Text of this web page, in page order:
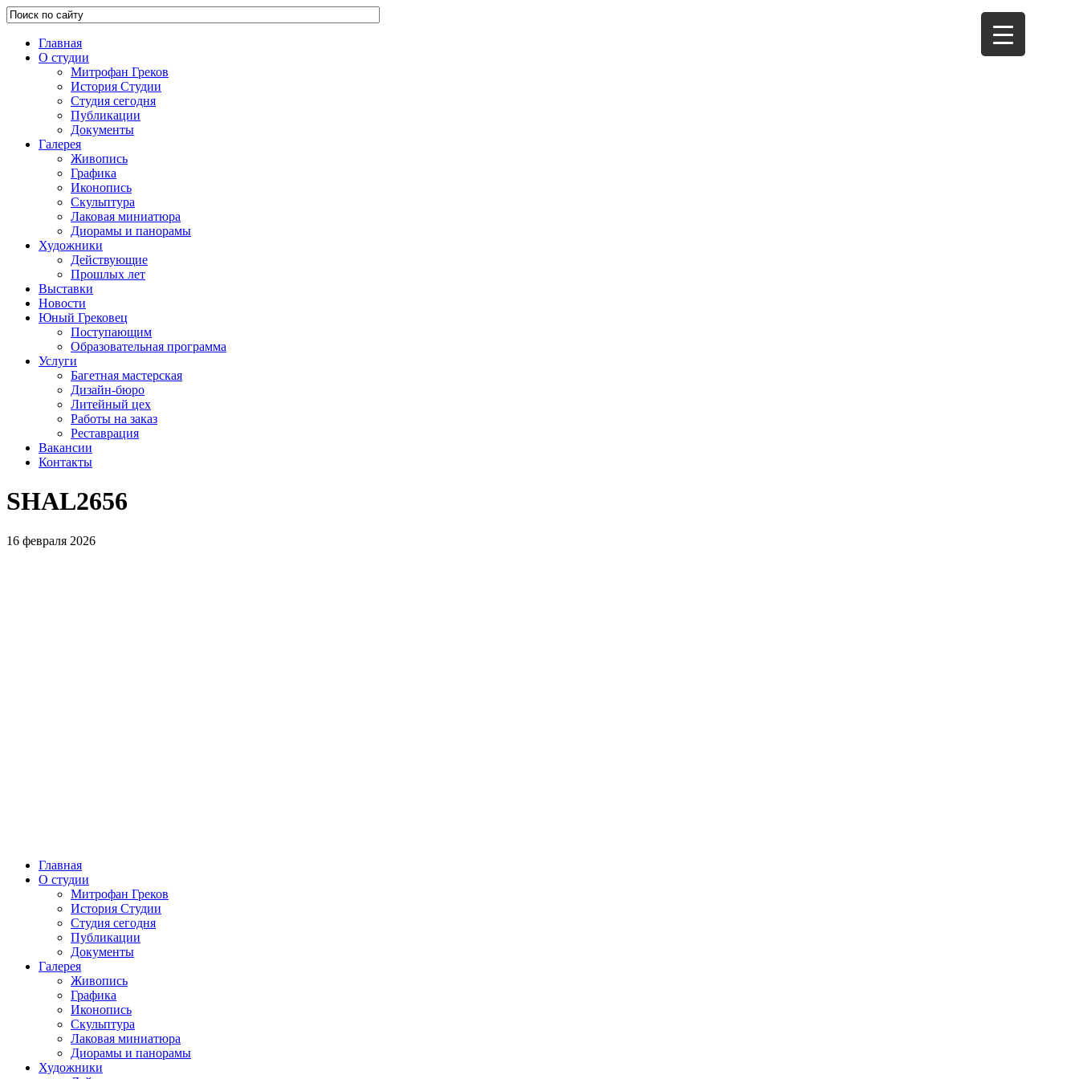
Главная
О студии
Митрофан Греков
История Студии
Студия сегодня
Публикации
Документы
Галерея
Живопись
Графика
Иконопись
Скульптура
Лаковая миниатюра
Диорамы и панорамы
Художники
Действующие
Прошлых лет
Выставки
Новости
Юный Грековец
Поступающим
Образовательная программа
Услуги
Багетная мастерская
Дизайн-бюро
Литейный цех
Работы на заказ
Реставрация
Вакансии
Контакты
SHAL2656
16 февраля 2026
Главная
О студии
Митрофан Греков
История Студии
Студия сегодня
Публикации
Документы
Галерея
Живопись
Графика
Иконопись
Скульптура
Лаковая миниатюра
Диорамы и панорамы
Художники